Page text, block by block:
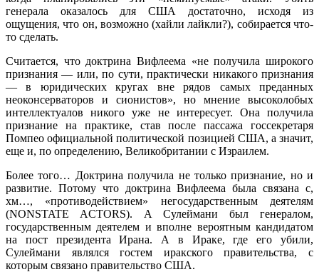
генерала оказалось для США достаточно, исходя из
ощущения, что он, возможно (хайли лайкли?), собирается что-
то сделать.
Считается, что доктрина Вифлеема «не получила широкого
признания — или, по сути, практически никакого признания
— в юридических кругах вне рядов самых преданных
неоконсерваторов и сионистов», но мнение высоколобых
интеллектуалов никого уже не интересует. Она получила
признание на практике, став после пассажа госсекретаря
Помпео официальной политической позицией США, а значит,
еще и, по определению, Великобритании с Израилем.
Более того… Доктрина получила не только признание, но и
развитие. Потому что доктрина Вифлеема была связана с,
хм…, «противодействием» негосударственным деятелям
(NONSTATE ACTORS). А Сулеймани был генералом,
государственным деятелем и вполне вероятным кандидатом
на пост президента Ирана. А в Ираке, где его убили,
Сулеймани являлся гостем иракского правительства, с
которым связано правительство США.